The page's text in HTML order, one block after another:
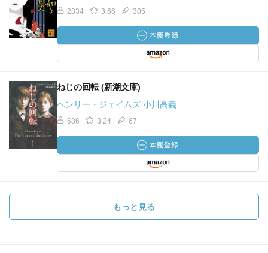
2834 3.66 305
ねじの回転 (新潮文庫)
ヘンリー・ジェイムズ 小川高義
686 3.24 67
もっと見る